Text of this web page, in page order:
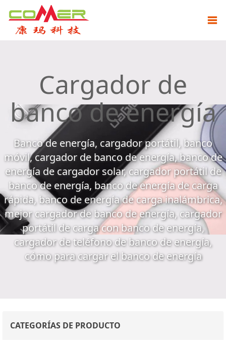
Cargador de
banco de energía
Banco de energía, cargador portátil, banco
móvil, cargador de banco de energía, banco de
energía de cargador solar, cargador portátil de
banco de energía, banco de energía de carga
rápida, banco de energía de carga inalámbrica,
mejor cargador de banco de energía, cargador
portátil de carga con banco de energía,
cargador de teléfono de banco de energía,
cómo para cargar el banco de energía
CATEGORÍAS DE PRODUCTO